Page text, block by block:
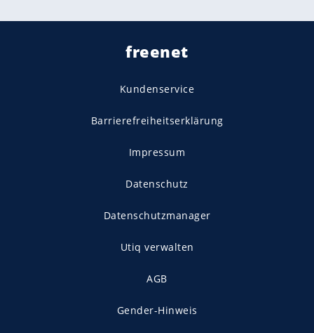
freenet
Kundenservice
Barrierefreiheitserklärung
Impressum
Datenschutz
Datenschutzmanager
Utiq verwalten
AGB
Gender-Hinweis